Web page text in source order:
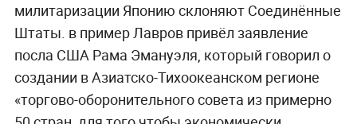
милитаризации Японию склоняют Соединённые
Штаты. в пример Лавров привёл заявление
посла США Рама Эмануэля, который говорил о
создании в Азиатско-Тихоокеанском регионе
«торгово-оборонительного совета из примерно